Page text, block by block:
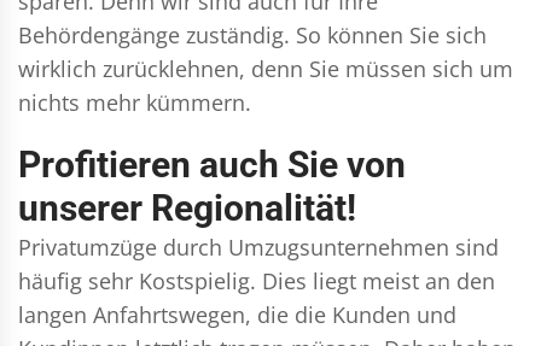
Behördengänge zuständig. So können Sie sich
wirklich zurücklehnen, denn Sie müssen sich um
nichts mehr kümmern.
Profitieren auch Sie von
unserer Regionalität!
Privatumzüge durch Umzugsunternehmen sind
häufig sehr Kostspielig. Dies liegt meist an den
langen Anfahrtswegen, die die Kunden und